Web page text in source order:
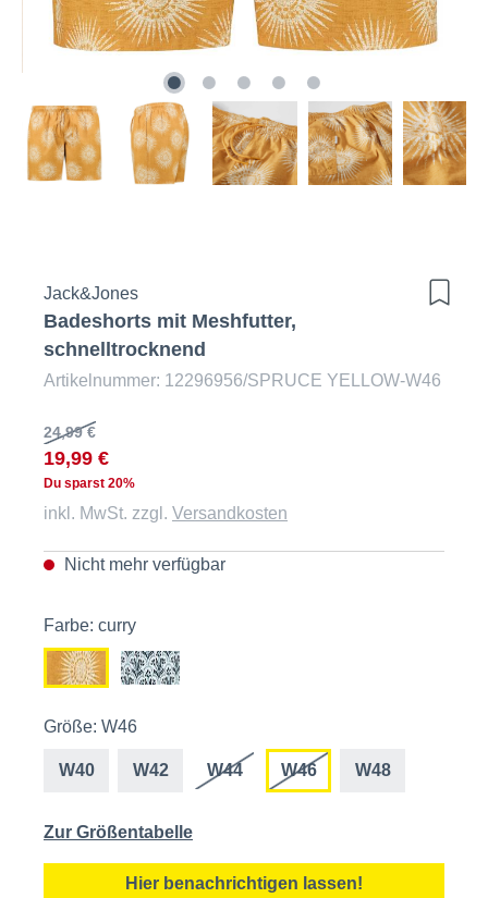
Jack&Jones
Badeshorts mit Meshfutter,
schnelltrocknend
Artikelnummer: 12296956/SPRUCE YELLOW-W46
24,99 €
19,99 €
Du sparst 20%
inkl. MwSt. zzgl. Versandkosten
Nicht mehr verfügbar
Farbe: curry
Größe: W46
W40 W42 W44 W46 W48
Zur Größentabelle
Hier benachrichtigen lassen!